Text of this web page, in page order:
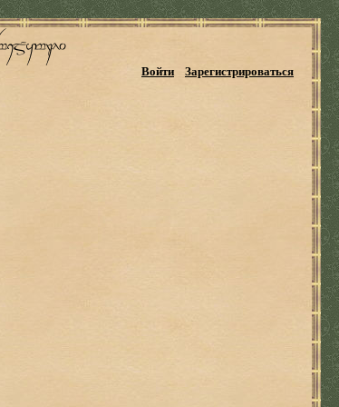
Войти Зарегистрироваться